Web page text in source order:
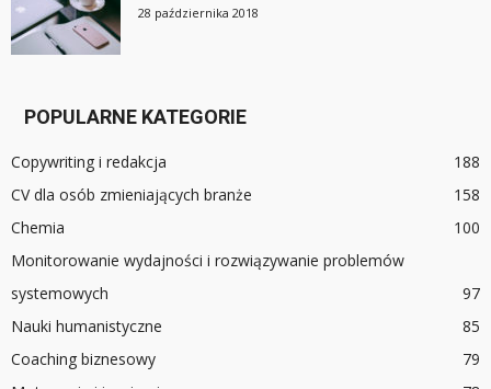
28 października 2018
POPULARNE KATEGORIE
Copywriting i redakcja
188
CV dla osób zmieniających branże
158
Chemia
100
Monitorowanie wydajności i rozwiązywanie problemów
systemowych
97
Nauki humanistyczne
85
Coaching biznesowy
79